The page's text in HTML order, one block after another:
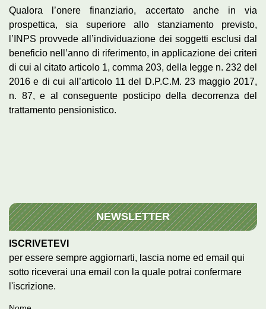
Qualora l’onere finanziario, accertato anche in via
prospettica, sia superiore allo stanziamento previsto,
l’INPS provvede all’individuazione dei soggetti esclusi dal
beneficio nell’anno di riferimento, in applicazione dei criteri
di cui al citato articolo 1, comma 203, della legge n. 232 del
2016 e di cui all’articolo 11 del D.P.C.M. 23 maggio 2017,
n. 87, e al conseguente posticipo della decorrenza del
trattamento pensionistico.
NEWSLETTER
ISCRIVETEVI
per essere sempre aggiornarti, lascia nome ed email qui
sotto riceverai una email con la quale potrai confermare
l'iscrizione.